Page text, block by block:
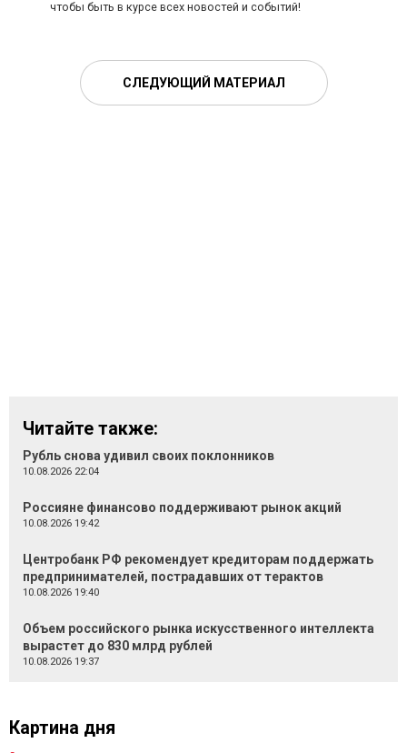
чтобы быть в курсе всех новостей и событий!
СЛЕДУЮЩИЙ МАТЕРИАЛ
Читайте также:
Рубль снова удивил своих поклонников
10.08.2026 22:04
Россияне финансово поддерживают рынок акций
10.08.2026 19:42
Центробанк РФ рекомендует кредиторам поддержать
предпринимателей, пострадавших от терактов
10.08.2026 19:40
Объем российского рынка искусственного интеллекта
вырастет до 830 млрд рублей
10.08.2026 19:37
Картина дня